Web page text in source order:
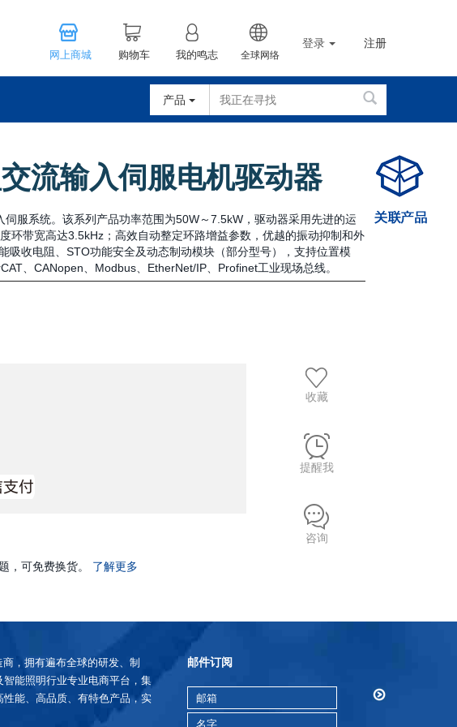
网上商城 购物车 我的鸣志 全球网络
登录 注册
产品
流输入伺服电机驱动器
服系统。该系列产品功率范围为50W～7.5kW，驱动器采用先进的运
环带宽高达3.5kHz；高效自动整定环路增益参数，优越的振动抑制和外
吸收电阻、STO功能安全及动态制动模块（部分型号），支持位置模
、CANopen、Modbus、EtherNet/IP、Profinet工业现场总线。
，可免费换货。 了解更多
收藏
提醒我
咨询
，拥有遍布全球的研发、制
能照明行业专业电商平台，集
能、高品质、有特色产品，实
邮件订阅